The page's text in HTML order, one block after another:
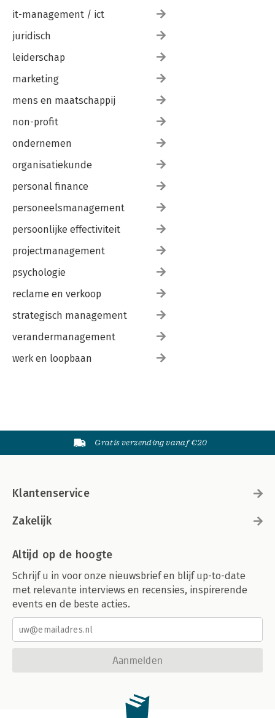
it-management / ict
juridisch
leiderschap
marketing
mens en maatschappij
non-profit
ondernemen
organisatiekunde
personal finance
personeelsmanagement
persoonlijke effectiviteit
projectmanagement
psychologie
reclame en verkoop
strategisch management
verandermanagement
werk en loopbaan
Gratis verzending vanaf €20
Klantenservice
Zakelijk
Altijd op de hoogte
Schrijf u in voor onze nieuwsbrief en blijf up-to-date
met relevante interviews en recensies, inspirerende
events en de beste acties.
Aanmelden